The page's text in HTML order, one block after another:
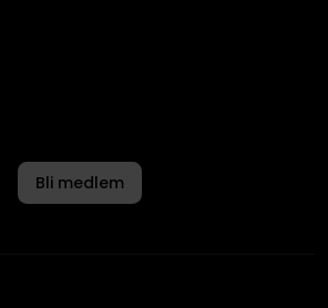
Bli medlem